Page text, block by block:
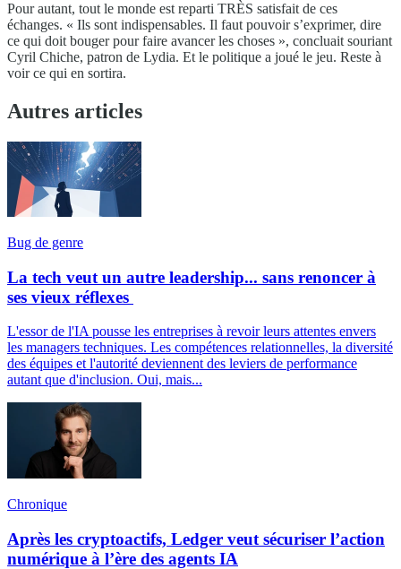
Pour autant, tout le monde est reparti TRÈS satisfait de ces
échanges. « Ils sont indispensables. Il faut pouvoir s’exprimer, dire
ce qui doit bouger pour faire avancer les choses », concluait souriant
Cyril Chiche, patron de Lydia. Et le politique a joué le jeu. Reste à
voir ce qui en sortira.
Autres articles
Bug de genre
La tech veut un autre leadership... sans renoncer à
ses vieux réflexes
L'essor de l'IA pousse les entreprises à revoir leurs attentes envers
les managers techniques. Les compétences relationnelles, la diversité
des équipes et l'autorité deviennent des leviers de performance
autant que d'inclusion. Oui, mais...
Chronique
Après les cryptoactifs, Ledger veut sécuriser l’action
numérique à l’ère des agents IA